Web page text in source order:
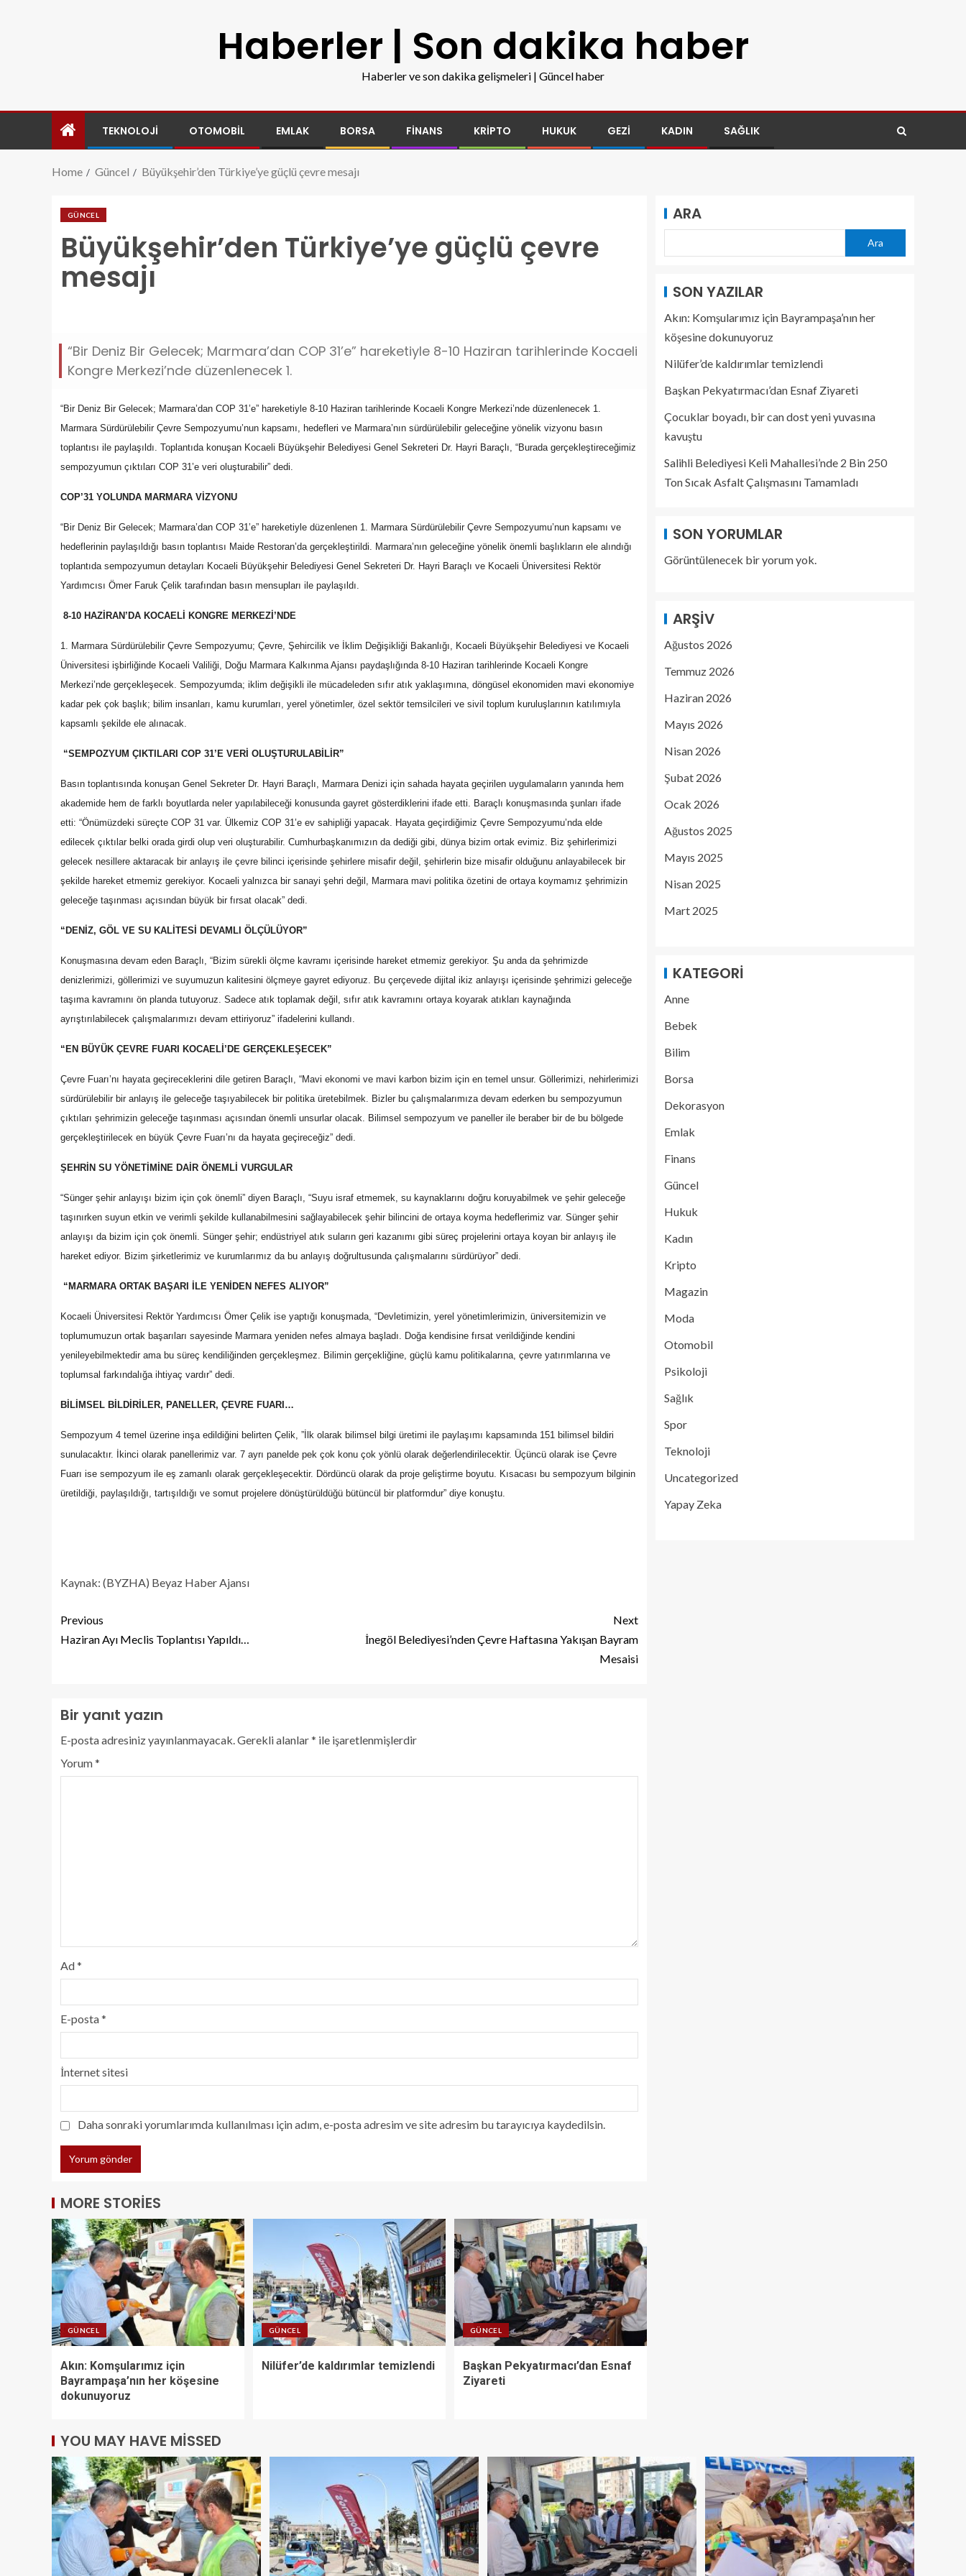
Haberler | Son dakika haber
Haberler ve son dakika gelişmeleri | Güncel haber
TEKNOLOJI OTOMOBIL EMLAK BORSA FINANS KRIPTO HUKUK GEZI KADIN SAĞLIK
Home Güncel Büyükşehir’den Türkiye’ye güçlü çevre mesajı
GÜNCEL
Büyükşehir’den Türkiye’ye güçlü çevre
mesajı
“Bir Deniz Bir Gelecek; Marmara’dan COP 31’e” hareketiyle 8-10 Haziran tarihlerinde Kocaeli
Kongre Merkezi’nde düzenlenecek 1.
“Bir Deniz Bir Gelecek; Marmara’dan COP 31’e” hareketiyle 8-10 Haziran tarihlerinde Kocaeli Kongre Merkezi’nde düzenlenecek 1.
Marmara Sürdürülebilir Çevre Sempozyumu’nun kapsamı, hedefleri ve Marmara’nın sürdürülebilir geleceğine yönelik vizyonu basın
toplantısı ile paylaşıldı. Toplantıda konuşan Kocaeli Büyükşehir Belediyesi Genel Sekreteri Dr. Hayri Baraçlı, “Burada gerçekleştireceğimiz
sempozyumun çıktıları COP 31’e veri oluşturabilir” dedi.
COP’31 YOLUNDA MARMARA VİZYONU
“Bir Deniz Bir Gelecek; Marmara’dan COP 31’e” hareketiyle düzenlenen 1. Marmara Sürdürülebilir Çevre Sempozyumu’nun kapsamı ve
hedeflerinin paylaşıldığı basın toplantısı Maide Restoran’da gerçekleştirildi. Marmara’nın geleceğine yönelik önemli başlıkların ele alındığı
toplantıda sempozyumun detayları Kocaeli Büyükşehir Belediyesi Genel Sekreteri Dr. Hayri Baraçlı ve Kocaeli Üniversitesi Rektör
Yardımcısı Ömer Faruk Çelik tarafından basın mensupları ile paylaşıldı.
8-10 HAZİRAN’DA KOCAELİ KONGRE MERKEZİ’NDE
1. Marmara Sürdürülebilir Çevre Sempozyumu; Çevre, Şehircilik ve İklim Değişikliği Bakanlığı, Kocaeli Büyükşehir Belediyesi ve Kocaeli
Üniversitesi işbirliğinde Kocaeli Valiliği, Doğu Marmara Kalkınma Ajansı paydaşlığında 8-10 Haziran tarihlerinde Kocaeli Kongre
Merkezi’nde gerçekleşecek. Sempozyumda; iklim değişikli ile mücadeleden sıfır atık yaklaşımına, döngüsel ekonomiden mavi ekonomiye
kadar pek çok başlık; bilim insanları, kamu kurumları, yerel yönetimler, özel sektör temsilcileri ve sivil toplum kuruluşlarının katılımıyla
kapsamlı şekilde ele alınacak.
“SEMPOZYUM ÇIKTILARI COP 31’E VERİ OLUŞTURULABİLİR”
Basın toplantısında konuşan Genel Sekreter Dr. Hayri Baraçlı, Marmara Denizi için sahada hayata geçirilen uygulamaların yanında hem
akademide hem de farklı boyutlarda neler yapılabileceği konusunda gayret gösterdiklerini ifade etti. Baraçlı konuşmasında şunları ifade
etti: “Önümüzdeki süreçte COP 31 var. Ülkemiz COP 31’e ev sahipliği yapacak. Hayata geçirdiğimiz Çevre Sempozyumu’nda elde
edilecek çıktılar belki orada girdi olup veri oluşturabilir. Cumhurbaşkanımızın da dediği gibi, dünya bizim ortak evimiz. Biz şehirlerimizi
gelecek nesillere aktaracak bir anlayış ile çevre bilinci içerisinde şehirlere misafir değil, şehirlerin bize misafir olduğunu anlayabilecek bir
şekilde hareket etmemiz gerekiyor. Kocaeli yalnızca bir sanayi şehri değil, Marmara mavi politika özetini de ortaya koymamız şehrimizin
geleceğe taşınması açısından büyük bir fırsat olacak” dedi.
“DENİZ, GÖL VE SU KALİTESİ DEVAMLI ÖLÇÜLÜYOR”
Konuşmasına devam eden Baraçlı, “Bizim sürekli ölçme kavramı içerisinde hareket etmemiz gerekiyor. Şu anda da şehrimizde
denizlerimizi, göllerimizi ve suyumuzun kalitesini ölçmeye gayret ediyoruz. Bu çerçevede dijital ikiz anlayışı içerisinde şehrimizi geleceğe
taşıma kavramını ön planda tutuyoruz. Sadece atık toplamak değil, sıfır atık kavramını ortaya koyarak atıkları kaynağında
ayrıştırılabilecek çalışmalarımızı devam ettiriyoruz” ifadelerini kullandı.
“EN BÜYÜK ÇEVRE FUARI KOCAELİ’DE GERÇEKLEŞECEK”
Çevre Fuarı’nı hayata geçireceklerini dile getiren Baraçlı, “Mavi ekonomi ve mavi karbon bizim için en temel unsur. Göllerimizi, nehirlerimizi
sürdürülebilir bir anlayış ile geleceğe taşıyabilecek bir politika üretebilmek. Bizler bu çalışmalarımıza devam ederken bu sempozyumun
çıktıları şehrimizin geleceğe taşınması açısından önemli unsurlar olacak. Bilimsel sempozyum ve paneller ile beraber bir de bu bölgede
gerçekleştirilecek en büyük Çevre Fuarı’nı da hayata geçireceğiz” dedi.
ŞEHRİN SU YÖNETİMİNE DAİR ÖNEMLİ VURGULAR
“Sünger şehir anlayışı bizim için çok önemli” diyen Baraçlı, “Suyu israf etmemek, su kaynaklarını doğru koruyabilmek ve şehir geleceğe
taşınırken suyun etkin ve verimli şekilde kullanabilmesini sağlayabilecek şehir bilincini de ortaya koyma hedeflerimiz var. Sünger şehir
anlayışı da bizim için çok önemli. Sünger şehir; endüstriyel atık suların geri kazanımı gibi süreç projelerini ortaya koyan bir anlayış ile
hareket ediyor. Bizim şirketlerimiz ve kurumlarımız da bu anlayış doğrultusunda çalışmalarını sürdürüyor” dedi.
“MARMARA ORTAK BAŞARI İLE YENİDEN NEFES ALIYOR”
Kocaeli Üniversitesi Rektör Yardımcısı Ömer Çelik ise yaptığı konuşmada, “Devletimizin, yerel yönetimlerimizin, üniversitemizin ve
toplumumuzun ortak başarıları sayesinde Marmara yeniden nefes almaya başladı. Doğa kendisine fırsat verildiğinde kendini
yenileyebilmektedir ama bu süreç kendiliğinden gerçekleşmez. Bilimin gerçekliğine, güçlü kamu politikalarına, çevre yatırımlarına ve
toplumsal farkındalığa ihtiyaç vardır” dedi.
BİLİMSEL BİLDİRİLER, PANELLER, ÇEVRE FUARI…
Sempozyum 4 temel üzerine inşa edildiğini belirten Çelik, ”İlk olarak bilimsel bilgi üretimi ile paylaşımı kapsamında 151 bilimsel bildiri
sunulacaktır. İkinci olarak panellerimiz var. 7 ayrı panelde pek çok konu çok yönlü olarak değerlendirilecektir. Üçüncü olarak ise Çevre
Fuarı ise sempozyum ile eş zamanlı olarak gerçekleşecektir. Dördüncü olarak da proje geliştirme boyutu. Kısacası bu sempozyum bilginin
üretildiği, paylaşıldığı, tartışıldığı ve somut projelere dönüştürüldüğü bütüncül bir platformdur” diye konuştu.
Kaynak: (BYZHA) Beyaz Haber Ajansı
Previous
Haziran Ayı Meclis Toplantısı Yapıldı…
Next
İnegöl Belediyesi’nden Çevre Haftasına Yakışan Bayram
Mesaisi
Bir yanıt yazın
E-posta adresiniz yayınlanmayacak.Gerekli alanlar* ile işaretlenmişlerdir
Yorum*
Ad*
E-posta*
İnternet sitesi
Daha sonraki yorumlarımda kullanılması için adım, e-posta adresim ve site adresim bu tarayıcıya kaydedilsin.
MORE STORIES
GÜNCEL
Akın: Komşularımız için
Bayrampaşa’nın her köşesine
dokunuyoruz
GÜNCEL
Nilüfer’de kaldırımlar temizlendi
GÜNCEL
Başkan Pekyatırmacı’dan Esnaf
Ziyareti
ARA
Ara
SON YAZILAR
Akın: Komşularımız için Bayrampaşa’nın her
köşesine dokunuyoruz
Nilüfer’de kaldırımlar temizlendi
Başkan Pekyatırmacı’dan Esnaf Ziyareti
Çocuklar boyadı, bir can dost yeni yuvasına
kavuştu
Salihli Belediyesi Keli Mahallesi’nde 2 Bin 250
Ton Sıcak Asfalt Çalışmasını Tamamladı
SON YORUMLAR
Görüntülenecek bir yorum yok.
ARŞIV
Ağustos 2026
Temmuz 2026
Haziran 2026
Mayıs 2026
Nisan 2026
Şubat 2026
Ocak 2026
Ağustos 2025
Mayıs 2025
Nisan 2025
Mart 2025
KATEGORI
Anne
Bebek
Bilim
Borsa
Dekorasyon
Emlak
Finans
Güncel
Hukuk
Kadın
Kripto
Magazin
Moda
Otomobil
Psikoloji
Sağlık
Spor
Teknoloji
Uncategorized
Yapay Zeka
YOU MAY HAVE MISSED